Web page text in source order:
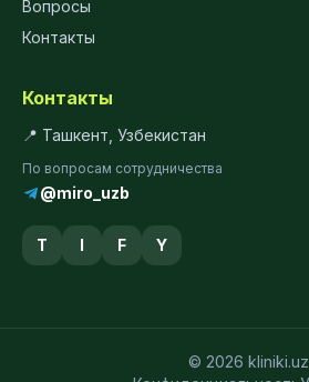
Вопросы
Контакты
Контакты
📍 Ташкент, Узбекистан
По вопросам сотрудничества
@miro_uzb
T I F Y
© 2026 kliniki.uz